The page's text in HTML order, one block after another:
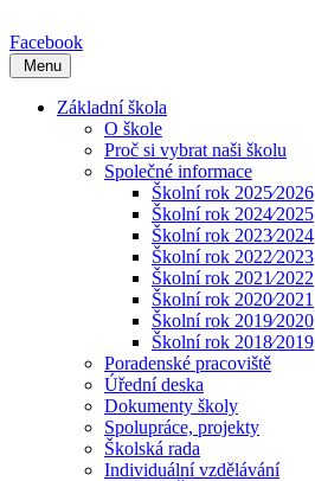
Facebook
Menu
Základní škola
O škole
Proč si vybrat naši školu
Společné informace
Školní rok 2025⁄2026
Školní rok 2024⁄2025
Školní rok 2023⁄2024
Školní rok 2022⁄2023
Školní rok 2021⁄2022
Školní rok 2020⁄2021
Školní rok 2019⁄2020
Školní rok 2018⁄2019
Poradenské pracoviště
Úřední deska
Dokumenty školy
Spolupráce, projekty
Školská rada
Individuální vzdělávání